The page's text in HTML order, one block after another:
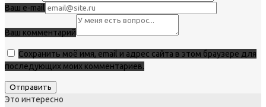
Ваш e-mail
Ваш комментарий
Сохранить моё имя, email и адрес сайта в этом браузере для
последующих моих комментариев.
Это интересно